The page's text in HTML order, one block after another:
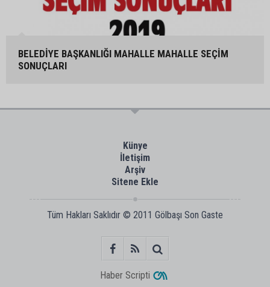
BELEDİYE BAŞKANLIĞI MAHALLE MAHALLE SEÇİM
SONUÇLARI
Künye
İletişim
Arşiv
Sitene Ekle
Tüm Hakları Saklıdır © 2011 Gölbaşı Son Gaste
Haber Scripti